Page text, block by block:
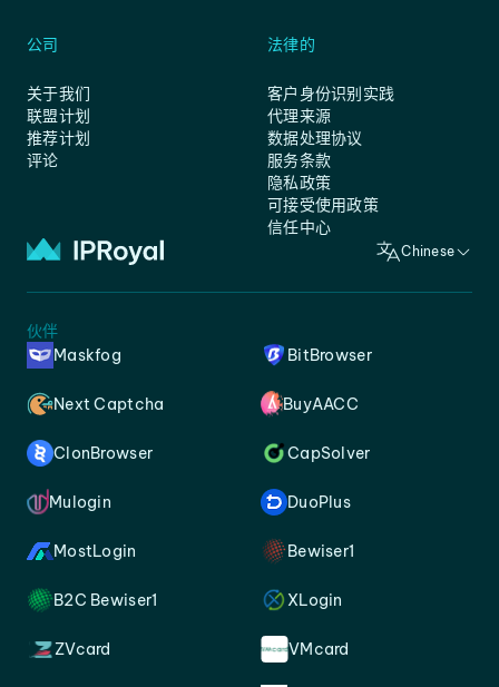
公司
关于我们
联盟计划
推荐计划
评论
法律的
客户身份识别实践
代理来源
数据处理协议
服务条款
隐私政策
可接受使用政策
信任中心
Chinese
伙伴
Maskfog
BitBrowser
Next Captcha BuyAACC
ClonBrowser CapSolver
Mulogin DuoPlus
MostLogin Bewiser1
B2C Bewiser1 XLogin
ZVcard VMcard